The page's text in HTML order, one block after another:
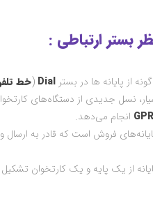
بستر ارتباطی :
از پایانه ها در بسترDial
(خط
نسل جدیدی از دستگاه‌های
انجام می‌دهد.
فروش است که قادر به
از یک پایه و یک کارتخوان